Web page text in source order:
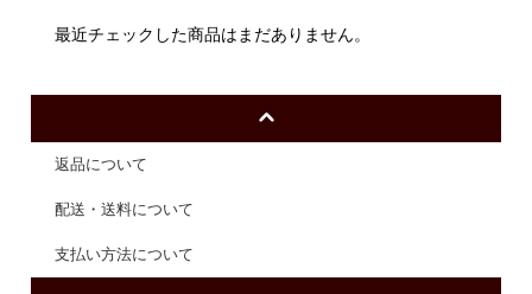
最近チェックした商品はまだありません。
返品について
配送・送料について
支払い方法について